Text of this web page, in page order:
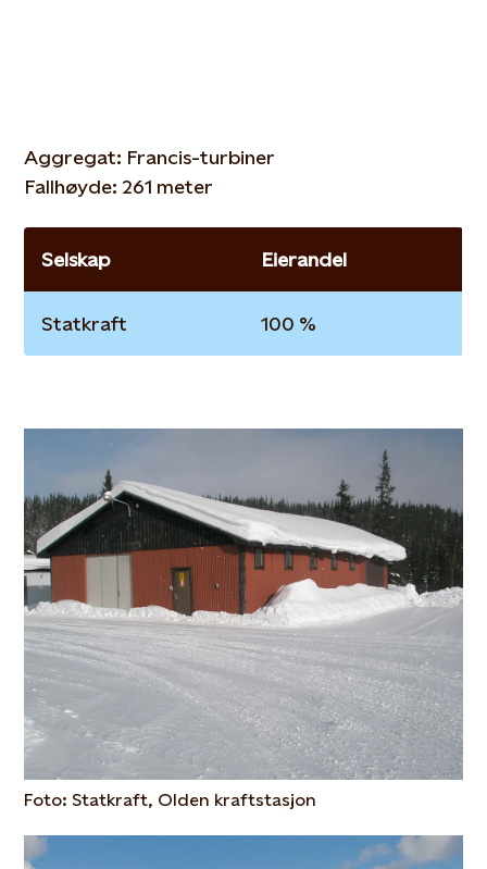
Aggregat: Francis-turbiner
Fallhøyde: 261 meter
Selskap Eierandel
Statkraft 100 %
Foto: Statkraft, Olden kraftstasjon